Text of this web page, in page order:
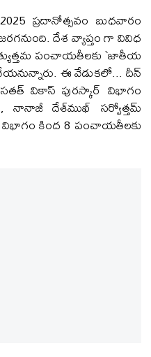
ప్రదానోత్సవం బుధ‌వారం
దేశ వ్యాప్తం గా వివిధ
పంచాయతీలకు `జాతీయ
ఈ వేడుకలో... దీన్
వికాస్ పురస్కార్ విభాగం
నానాజీ దేశ్‌ముఖ్ సర్వోత్తమ్
కింద 8 పంచాయతీలకు